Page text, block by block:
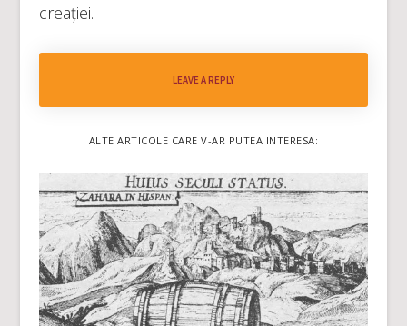
creației.
LEAVE A REPLY
ALTE ARTICOLE CARE V-AR PUTEA INTERESA: